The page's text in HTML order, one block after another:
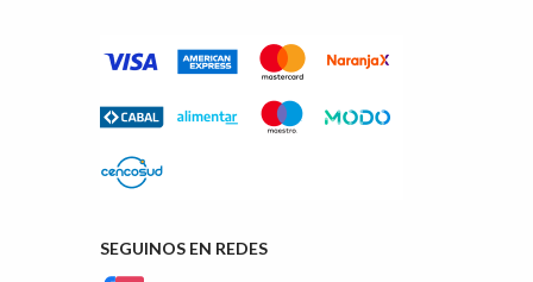
SEGUINOS EN REDES